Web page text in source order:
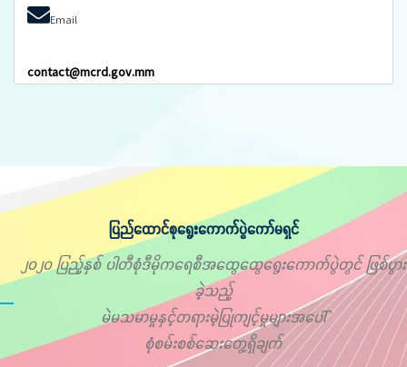
Email
contact@mcrd.gov.mm
ပြည်ထောင်စုရွေးကောက်ပွဲကော်မရှင်
၂၀၂၀ ပြည့်နှစ် ပါတီစုံဒီမိုကရေစီအထွေထွေရွေးကောက်ပွဲတွင် ဖြစ်ပွား
ခဲ့သည့်
မဲမသမာမှုနှင့်တရားမဲ့ပြုကျင့်မှုများအပေါ်
စုံစမ်းစစ်ဆေးတွေ့ရှိချက်